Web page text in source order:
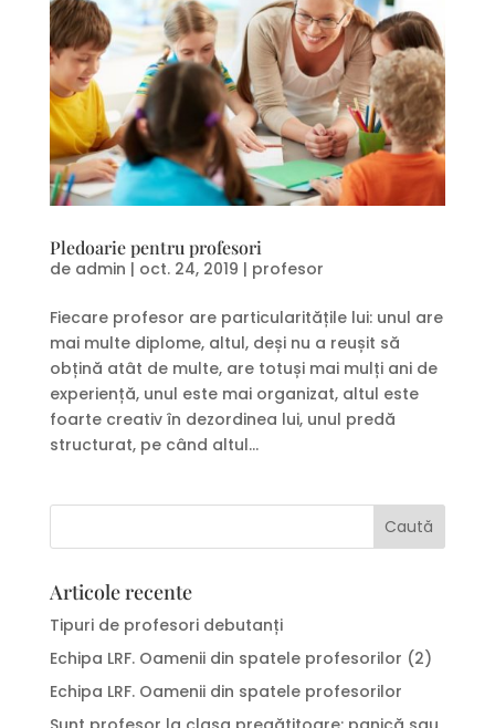
Pledoarie pentru profesori
de admin | oct. 24, 2019 | profesor
Fiecare profesor are particularitățile lui: unul are
mai multe diplome, altul, deși nu a reușit să
obțină atât de multe, are totuși mai mulți ani de
experiență, unul este mai organizat, altul este
foarte creativ în dezordinea lui, unul predă
structurat, pe când altul...
Articole recente
Tipuri de profesori debutanți
Echipa LRF. Oamenii din spatele profesorilor (2)
Echipa LRF. Oamenii din spatele profesorilor